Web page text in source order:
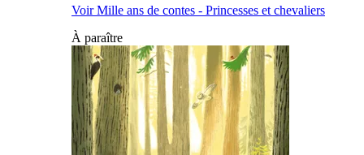
Voir Mille ans de contes - Princesses et chevaliers
À paraître